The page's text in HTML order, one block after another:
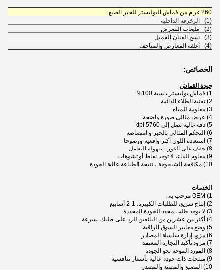
260 غرام من قماش البوليستر للحبر الصبغ
(1)
الزخرفة الداخلية
(2)
طبعات المعرض
(3)
نسخ الفنان الجميل
(4)
أغلفة المعارض والمتاحف
الخصائص:
جودة القماش
1) قماش بوليستر بنسبة 100%
2) تقنية الطلاء الدائمة
3) مقاومة للمياه
4) عرض مثالي صورة واضحة
5) دقة عالية تصل إلى 5760 dpi
6) التحكم المثالي بالحبر و امتصاصه
7) استعادة اللون أكثر واقعية ووضوحا
8) جفف على الفور لسهولة التعامل
9) مقاوم للماء، لا توجد نقاط أو تشوهات
10) مكافحة الشيخوخة ، نتيجة الطباعة عالية الجودة
الخدمات
1) OEM مرحب به.
2) إنتاج سريع. للطلبات الكبيرة، 1-2 أسابيع
3) لا يوجد طلب محدد للجودة المحددة
4) أكثر من عشرين من البائعين للرد على طلبك بسرعة
5) وضع معايير السوق الراقية
6) مزود إدارة سلسلة المصادر
7) مزود تأكيد التجارة المعتمد
8) المورد الموجه نحو الجودة
9) منتجات ذات جودة عالية بأسعار تنافسية
10) المصنع والمصنع والمصدر